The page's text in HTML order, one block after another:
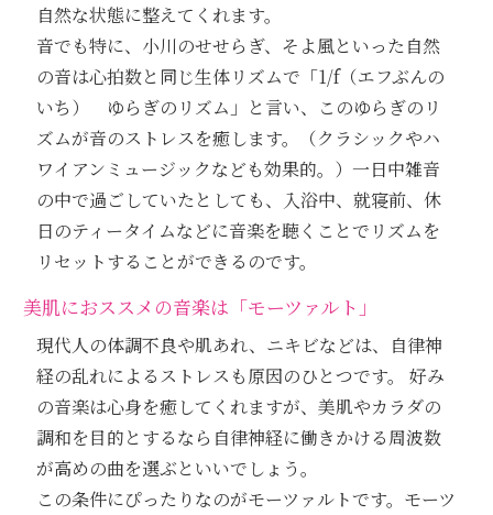
自然な状態に整えてくれます。
音でも特に、小川のせせらぎ、そよ風といった自然
の音は心拍数と同じ生体リズムで「1/f（エフぶんの
いち） ゆらぎのリズム」と言い、このゆらぎのリ
ズムが音のストレスを癒します。（クラシックやハ
ワイアンミュージックなども効果的。）一日中雑音
の中で過ごしていたとしても、入浴中、就寝前、休
日のティータイムなどに音楽を聴くことでリズムを
リセットすることができるのです。
美肌におススメの音楽は「モーツァルト」
現代人の体調不良や肌あれ、ニキビなどは、自律神
経の乱れによるストレスも原因のひとつです。 好み
の音楽は心身を癒してくれますが、美肌やカラダの
調和を目的とするなら自律神経に働きかける周波数
が高めの曲を選ぶといいでしょう。
この条件にぴったりなのがモーツァルトです。モーツ